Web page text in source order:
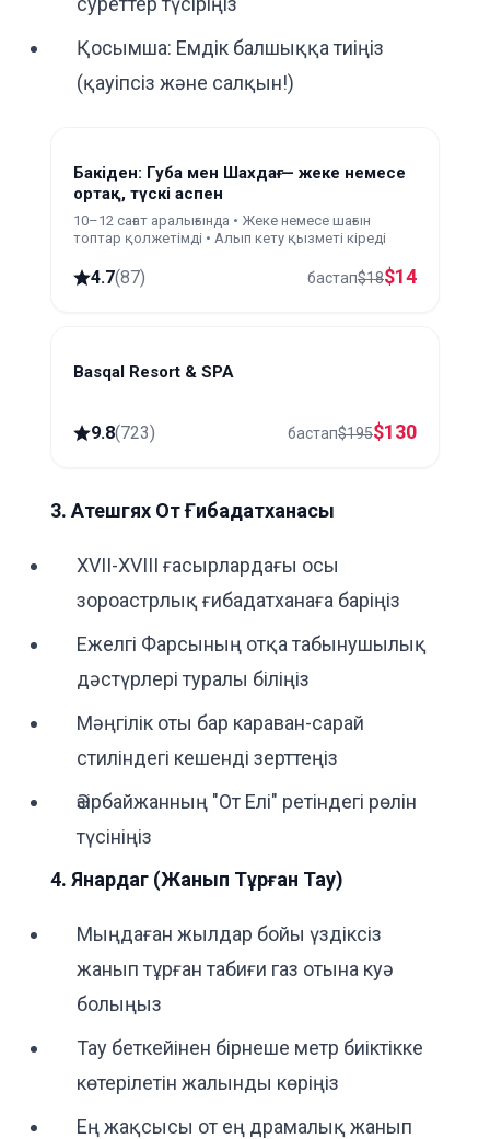
Қосымша: Емдік балшыққа тиіңіз
(қауіпсіз және салқын!)
Бакіден: Губа мен Шахдағ — жеке немесе
ортақ, түскі аспен
10–12 сағат аралығында • Жеке немесе шағын
топтар қолжетімді • Алып кету қызметі кіреді
4.7(87) бастап$18$14
Basqal
Basqal Resort & SPA
9.8(723) бастап$195$130
3. Атешгях От Ғибадатханасы
XVII-XVIII ғасырлардағы осы
зороастрлық ғибадатханаға баріңіз
Ежелгі Фарсының отқа табынушылық
дәстүрлері туралы біліңіз
Мәңгілік оты бар караван-сарай
стиліндегі кешенді зерттеңіз
Әзірбайжанның "От Елі" ретіндегі рөлін
түсініңіз
4. Янардаг (Жанып Тұрған Тау)
Мыңдаған жылдар бойы үздіксіз
жанып тұрған табиғи газ отына куә
болыңыз
Тау беткейінен бірнеше метр биіктікке
көтерілетін жалынды көріңіз
Ең жақсысы от ең драмалық жанып